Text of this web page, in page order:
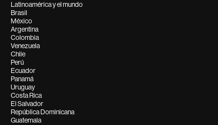
Latinoamérica y el mundo
Brasil
México
Argentina
Colombia
Venezuela
Chile
Perú
Ecuador
Panamá
Uruguay
Costa Rica
El Salvador
República Dominicana
Guatemala